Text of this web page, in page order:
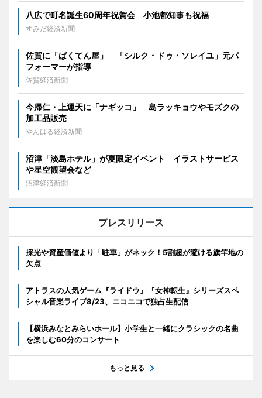
八広で町名誕生60周年祝賀会 小池都知事も祝福
すみだ経済新聞
佐賀に「ばくてん屋」 「シルク・ドゥ・ソレイユ」元パ
フォーマーが指導
佐賀経済新聞
今帰仁・上運天に「ナギッコ」 島ラッキョウやモズクの
加工品販売
やんばる経済新聞
沼津「淡島ホテル」が夏限定イベント イラストサービス
や星空観望会など
沼津経済新聞
プレスリリース
採光や資産価値より「駐車」がネック！5割超が避ける旗竿地の
欠点
アトラスの人気ゲーム『ライドウ』『女神転生』シリーズスペ
シャル音楽ライブ8/23、ニコニコで独占生配信
【横浜みなとみらいホール】小学生と一緒にクラシックの名曲
を楽しむ60分のコンサート
もっと見る